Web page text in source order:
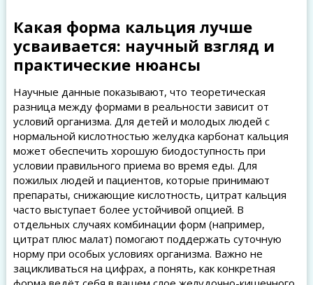
Какая форма кальция лучше
усваивается: научный взгляд и
практические нюансы
Научные данные показывают, что теоретическая
разница между формами в реальности зависит от
условий организма. Для детей и молодых людей с
нормальной кислотностью желудка карбонат кальция
может обеспечить хорошую биодоступность при
условии правильного приема во время еды. Для
пожилых людей и пациентов, которые принимают
препараты, снижающие кислотность, цитрат кальция
часто выступает более устойчивой опцией. В
отдельных случаях комбинации форм (например,
цитрат плюс малат) помогают поддержать суточную
норму при особых условиях организма. Важно не
зацикливаться на цифрах, а понять, как конкретная